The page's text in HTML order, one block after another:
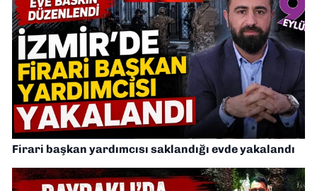
Firari başkan yardımcısı saklandığı evde yakalandı